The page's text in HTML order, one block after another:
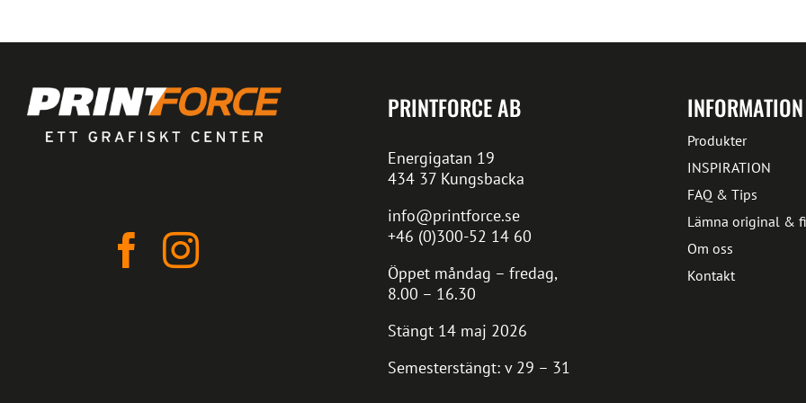
PRINTFORCE AB
Energigatan 19
434 37 Kungsbacka
info@printforce.se
+46 (0)300-52 14 60
Öppet måndag – fredag,
8.00 – 16.30
Stängt 14 maj 2026
Semesterstängt: v 29 – 31
INFORMATION
Produkter
INSPIRATION
FAQ & Tips
Lämna original &
Om oss
Kontakt